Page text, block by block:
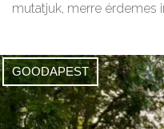
mutatjuk, merre érdemes
GOODAPEST